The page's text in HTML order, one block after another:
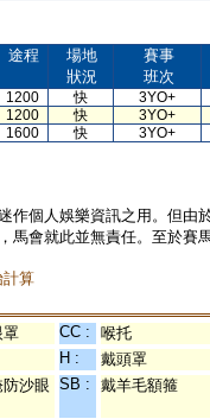
途程
場地
狀況
賽事
班次
1200 快
3YO+
1200 快
3YO+
1600 快 3YO+
作個人娛樂資訊之用。但
馬會就此並無責任。至於賽
計算
罩 CC :
喉托
H :
戴頭罩
沙眼 SB : 戴羊毛額箍